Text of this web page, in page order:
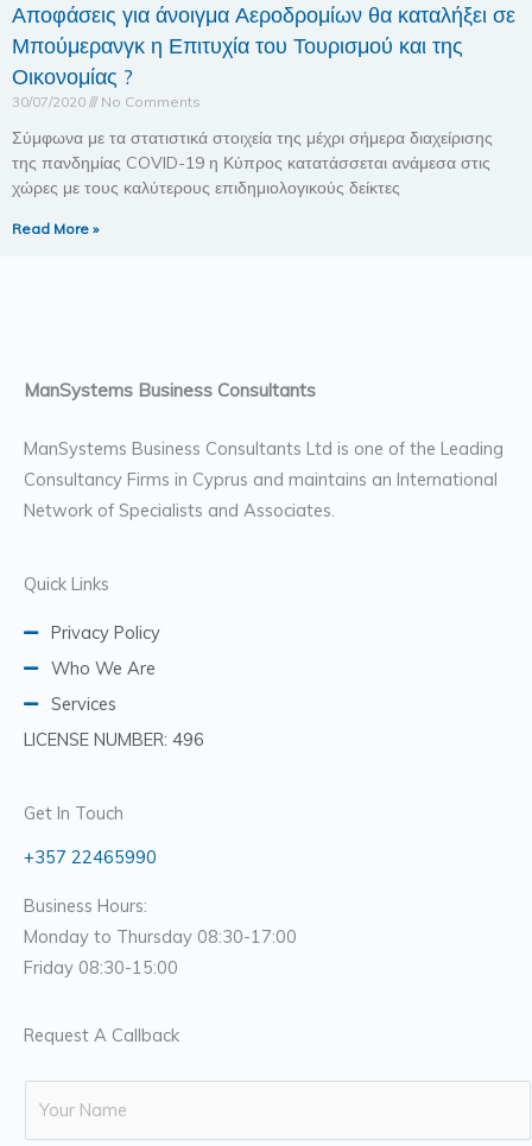
Αποφάσεις για άνοιγμα Αεροδρομίων θα καταλήξει σε
Μπούμερανγκ η Επιτυχία του Τουρισμού και της
Οικονομίας ?
30/07/2020 No Comments
Σύμφωνα με τα στατιστικά στοιχεία της μέχρι σήμερα διαχείρισης
της πανδημίας COVID-19 η Κύπρος κατατάσσεται ανάμεσα στις
χώρες με τους καλύτερους επιδημιολογικούς δείκτες
Read More »
ManSystems Business Consultants
ManSystems Business Consultants Ltd is one of the Leading
Consultancy Firms in Cyprus and maintains an International
Network of Specialists and Associates.
Quick Links
Privacy Policy
Who We Are
Services
LICENSE NUMBER: 496
Get In Touch
+357 22465990
Business Hours:
Monday to Thursday 08:30-17:00
Friday 08:30-15:00
Request A Callback